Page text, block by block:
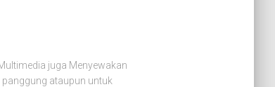
juga Menyewakan
ataupun untuk